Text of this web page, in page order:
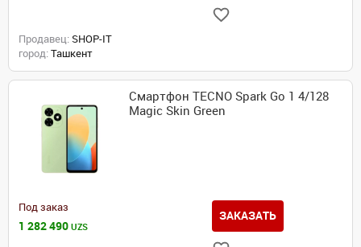
Продавец: SHOP-IT
город: Ташкент
Смартфон TECNO Spark Go 1 4/128
Magic Skin Green
Под заказ
1 282 490 UZS
ЗАКАЗАТЬ